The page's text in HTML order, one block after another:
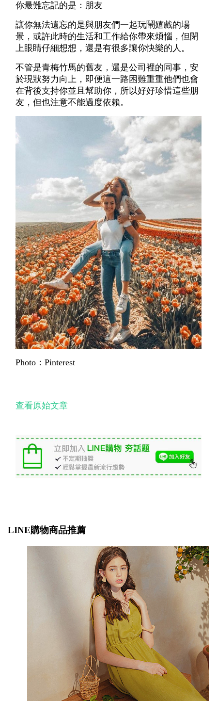
你最難忘記的是：朋友
讓你無法遺忘的是與朋友們一起玩鬧嬉戲的場
景，或許此時的生活和工作給你帶來煩惱，但閉
上眼睛仔細想想，還是有很多讓你快樂的人。
不管是青梅竹馬的舊友，還是公司裡的同事，安
於現狀努力向上，即便這一路困難重重他們也會
在背後支持你並且幫助你，所以好好珍惜這些朋
友，但也注意不能過度依賴。
Photo：Pinterest
查看原始文章
LINE購物商品推薦